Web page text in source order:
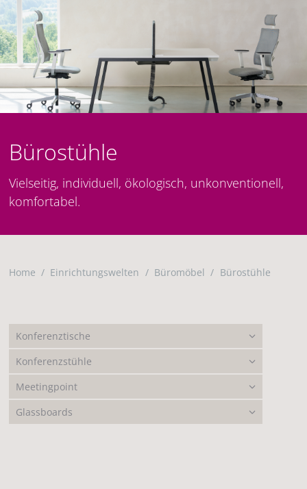
Bürostühle
Vielseitig, individuell, ökologisch, unkonventionell,
komfortabel.
Home Einrichtungswelten Büromöbel Bürostühle
Konferenztische
Konferenzstühle
Meetingpoint
Glassboards